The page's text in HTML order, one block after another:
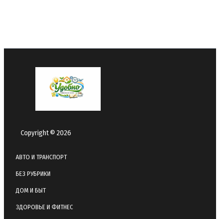
Copyright © 2026
АВТО И ТРАНСПОРТ
БЕЗ РУБРИКИ
ДОМ И БЫТ
ЗДОРОВЬЕ И ФИТНЕС